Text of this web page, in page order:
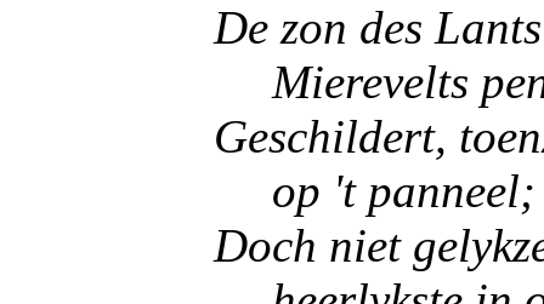
De zon des
Mierevelts
Geschildert,
op 't panneel;
Doch niet